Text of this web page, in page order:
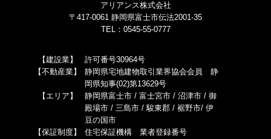
アリアンス株式会社
〒417-0061 静岡県富士市伝法2001-35
TEL：0545-55-0777
【建設業】
許可番号30964号
【不動産業】
静岡県宅地建物取引業界協会会員 静
岡県知事(02)第13629号
【エリア】
静岡県富士市 / 富士宮市 / 沼津市 / 御
殿場市 / 三島市 / 駿東郡 / 裾野市/ 伊
豆の国市
【保証制度】
住宅保証機構 業者登録番号